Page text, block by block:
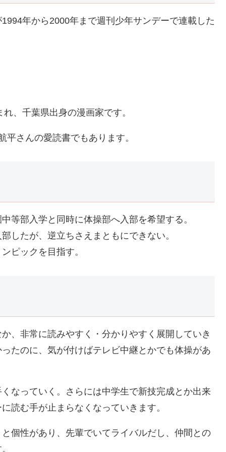
年から2000年まで週刊少年サンデーで連載した
、千葉県出身の漫画家です。
さんの愛読書でもあります。
部入学と同時に体操部へ入部を希望する。
したが、逆立ちさえまともにできない。
ピックを目指す。
、非常に読みやすく・分かりやすく展開していき
たのに、気が付けばテレビ中継とかでも体操があ
なっていく。さらには中学生で新技完成とか出来
読む手が止まらなくなっていきます。
個性があり、先輩でいてライバルだし、仲間との